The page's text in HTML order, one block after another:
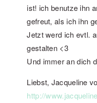
ist! ich benutze ihn
gefreut, als ich ihn
Jetzt werd ich evtl.
gestalten <3
Und immer an dich
Liebst, Jacqueline
http://